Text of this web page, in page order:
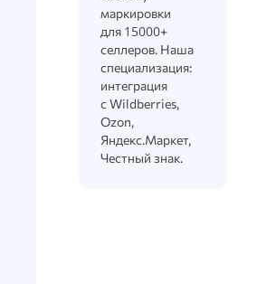
маркировки
для 15000+
селлеров. Наша
специализация:
интеграция
с Wildberries,
Ozon,
Яндекс.Маркет,
Честный знак.